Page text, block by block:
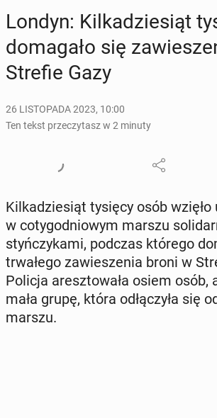
Londyn: Kil­ka­dzie­siąt
do­ma­ga­ło się
Strefie Gazy
26 LISTOPADA 2023, 10:00
Ten tekst przeczytasz w 2 minuty
Kil­ka­dzie­siąt tysięcy osób wzięło
w co­ty­go­dnio­wym marszu
styń­czy­ka­mi, podczas którego
trwa­łe­go za­wie­sze­nia broni w
Policja aresz­to­wa­ła osiem
ma­ła grupę, która odłą­czy­ła się
marszu.